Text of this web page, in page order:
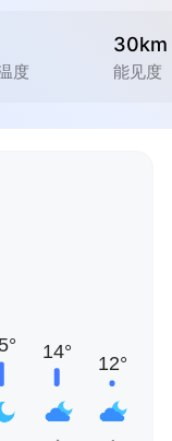
度
30km
能见度